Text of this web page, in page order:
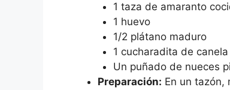
1 taza de amaranto
1 huevo
1/2 plátano maduro
1 cucharadita de canela
Un puñado de nueces
Preparación: En un tazón,